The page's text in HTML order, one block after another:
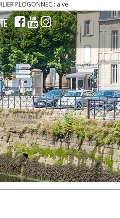
- vente - acheter - ach terrain